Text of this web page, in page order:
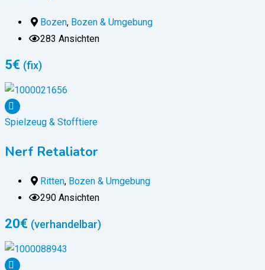
Bozen, Bozen & Umgebung
283 Ansichten
5€ (fix)
Spielzeug & Stofftiere
Nerf Retaliator
Ritten, Bozen & Umgebung
290 Ansichten
20€ (verhandelbar)